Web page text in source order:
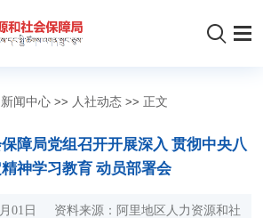
新闻中心 >> 人社动态 >> 正文
障局党组召开开展深入 贯彻中央八
神学习教育 动员部署会
月01日 资料来源：阿里地区人力资源和社